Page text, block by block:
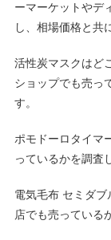
ーマーケットやデ
し、相場価格と共
活性炭マスクはど
ショップでも売っ
す。
ポモドーロタイマ
っているかを調査
電気毛布 セミダ
店でも売っている